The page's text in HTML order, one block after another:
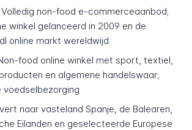
Volledig non-food e-commerceaanbod;
winkel gelanceerd in 2009 en de
online markt wereldwijd
food online winkel met sport, textiel,
en algemene handelswaar;
voedselbezorging
naar vasteland Spanje, de Balearen,
Eilanden en geselecteerde Europese